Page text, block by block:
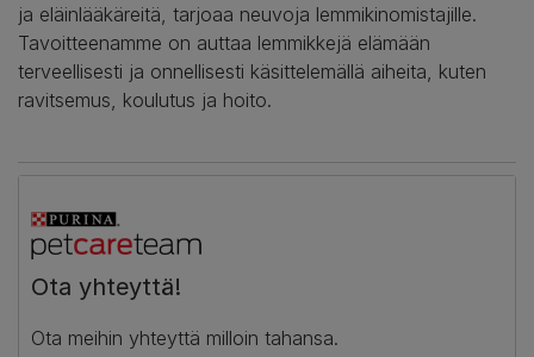
ja eläinlääkäreitä, tarjoaa neuvoja lemmikinomistajille.
Tavoitteenamme on auttaa lemmikkejä elämään
terveellisesti ja onnellisesti käsittelemällä aiheita, kuten
ravitsemus, koulutus ja hoito.
Ota yhteyttä!
Ota meihin yhteyttä milloin tahansa.